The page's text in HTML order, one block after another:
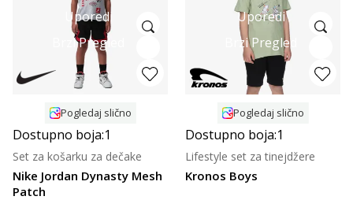
Uporedi
Brzi Pregled
Pogledaj slično
Dostupno boja:1
Nike Jordan Dynasty Mesh
Patch
Set za košarku za dečake
Uporedi
Brzi Pregled
Pogledaj slično
Dostupno boja:1
Kronos Boys
Lifestyle set za tinejdžere